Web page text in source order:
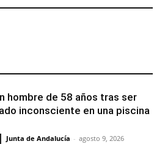
hombre de 58 años tras ser
inconsciente en una piscina
Junta de Andalucía - agosto 9, 2026